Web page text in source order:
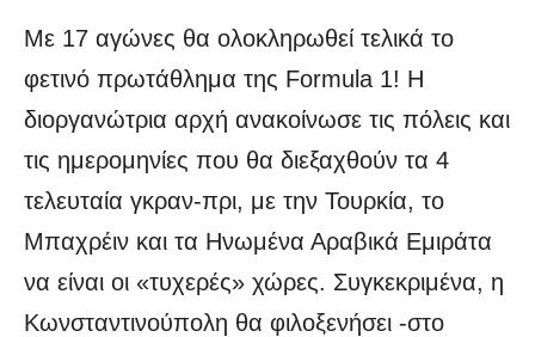
Με 17 αγώνες θα ολοκληρωθεί τελικά το
φετινό πρωτάθλημα της Formula 1! Η
διοργανώτρια αρχή ανακοίνωσε τις πόλεις και
τις ημερομηνίες που θα διεξαχθούν τα 4
τελευταία γκραν-πρι, με την Τουρκία, το
Μπαχρέιν και τα Ηνωμένα Αραβικά Εμιράτα
να είναι οι «τυχερές» χώρες. Συγκεκριμένα, η
Κωνσταντινούπολη θα φιλοξενήσει -στο